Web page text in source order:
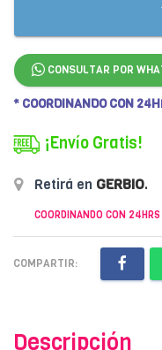
CONSULTAR POR
* COORDINANDO CON
¡Envío Gratis!
Retirá en GERBIO.
COORDINANDO CON
COMPARTIR:
Descripción